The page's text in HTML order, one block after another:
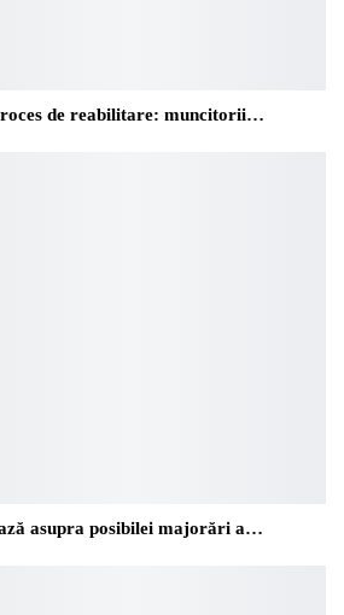
de reabilitare: muncitorii…
asupra posibilei majorări a…